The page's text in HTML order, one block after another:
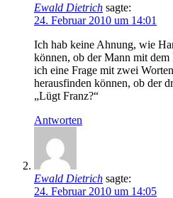
Ewald Dietrich sagte:
24. Februar 2010 um 14:01
Ich hab keine Ahnung, wie
können, ob der Mann mit
ich eine Frage mit zwei
herausfinden können, ob der
„Lügt Franz?“
Antworten
Ewald Dietrich sagte:
24. Februar 2010 um 14:05